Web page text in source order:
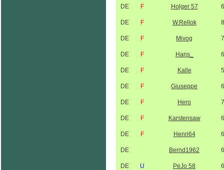
DE F Holger 57
DE F W.Rellok
DE F Mivog
DE F Hans_
DE F Kalle
DE F Giuseppe
DE F Hero
DE F Karstensaw
DE F Henri64
DE Bernd1962
DE U PeJo 58